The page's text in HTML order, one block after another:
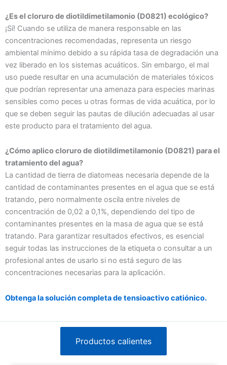
¿Es el cloruro de diotildimetilamonio (D0821) ecológico?
¡Sí! Cuando se utiliza de manera responsable en las
concentraciones recomendadas, representa un riesgo
ambiental mínimo debido a su rápida tasa de degradación una
vez liberado en los sistemas acuáticos. Sin embargo, el mal
uso puede resultar en una acumulación de materiales tóxicos
que podrían representar una amenaza para especies marinas
sensibles como peces u otras formas de vida acuática, por lo
que se deben seguir las pautas de dilución adecuadas al usar
este producto para el tratamiento del agua.
¿Cómo aplico cloruro de diotildimetilamonio (D0821) para el
tratamiento del agua?
La cantidad de tierra de diatomeas necesaria depende de la
cantidad de contaminantes presentes en el agua que se está
tratando, pero normalmente oscila entre niveles de
concentración de 0,02 a 0,1%, dependiendo del tipo de
contaminantes presentes en la masa de agua que se está
tratando. Para garantizar resultados efectivos, es esencial
seguir todas las instrucciones de la etiqueta o consultar a un
profesional antes de usarlo si no está seguro de las
concentraciones necesarias para la aplicación.
Obtenga la solución completa de tensioactivo catiónico.
Productos calientes